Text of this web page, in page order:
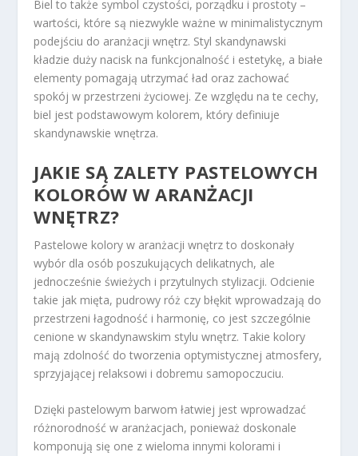
Biel to także symbol czystości, porządku i prostoty –
wartości, które są niezwykle ważne w minimalistycznym
podejściu do aranżacji wnętrz. Styl skandynawski
kładzie duży nacisk na funkcjonalność i estetykę, a białe
elementy pomagają utrzymać ład oraz zachować
spokój w przestrzeni życiowej. Ze względu na te cechy,
biel jest podstawowym kolorem, który definiuje
skandynawskie wnętrza.
JAKIE SĄ ZALETY PASTELOWYCH
KOLORÓW W ARANŻACJI
WNĘTRZ?
Pastelowe kolory w aranżacji wnętrz to doskonały
wybór dla osób poszukujących delikatnych, ale
jednocześnie świeżych i przytulnych stylizacji. Odcienie
takie jak mięta, pudrowy róż czy błękit wprowadzają do
przestrzeni łagodność i harmonię, co jest szczególnie
cenione w skandynawskim stylu wnętrz. Takie kolory
mają zdolność do tworzenia optymistycznej atmosfery,
sprzyjającej relaksowi i dobremu samopoczuciu.
Dzięki pastelowym barwom łatwiej jest wprowadzać
różnorodność w aranżacjach, ponieważ doskonale
komponują się one z wieloma innymi kolorami i